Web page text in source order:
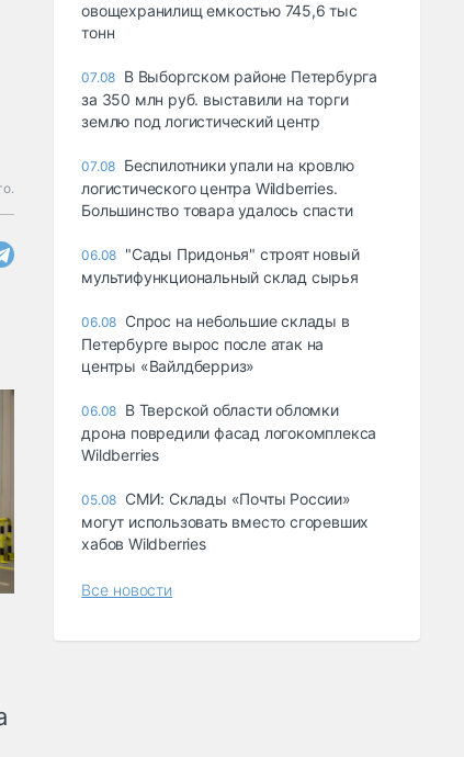
овощехранилищ емкостью 745,6 тыс
тонн
07.08 В Выборгском районе Петербурга
за 350 млн руб. выставили на торги
землю под логистический центр
07.08 Беспилотники упали на кровлю
логистического центра Wildberries.
Большинство товара удалось спасти
06.08 "Сады Придонья" строят новый
мультифункциональный склад сырья
06.08 Спрос на небольшие склады в
Петербурге вырос после атак на
центры «Вайлдберриз»
06.08 В Тверской области обломки
дрона повредили фасад логокомплекса
Wildberries
05.08 СМИ: Склады «Почты России»
могут использовать вместо сгоревших
хабов Wildberries
Все новости